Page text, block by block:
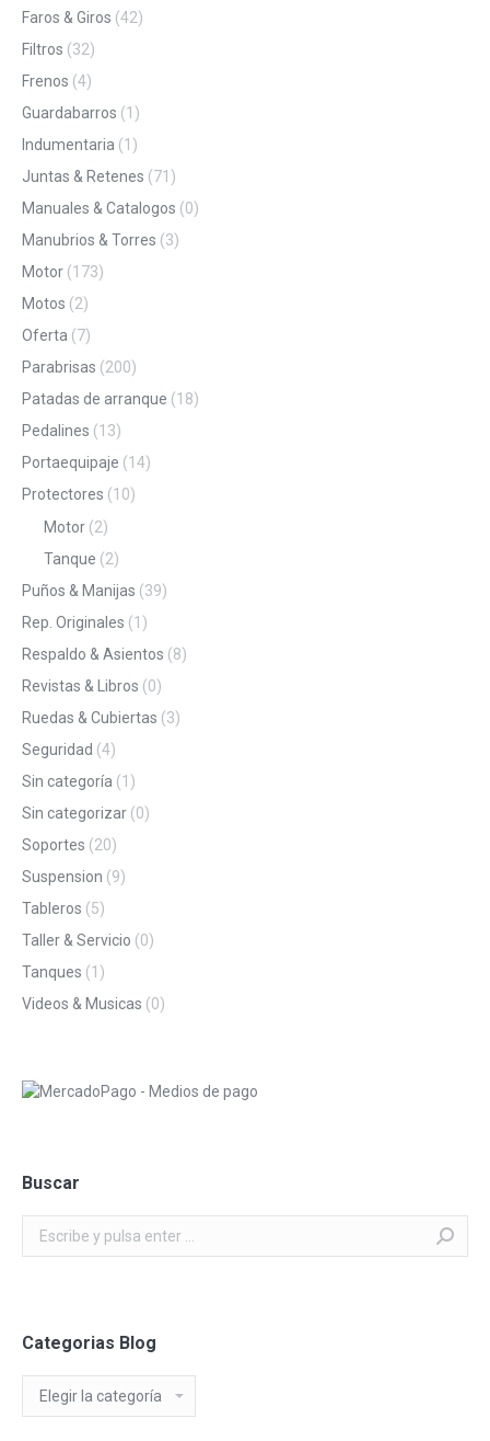
Faros & Giros (42)
Filtros (32)
Frenos (4)
Guardabarros (1)
Indumentaria (1)
Juntas & Retenes (71)
Manuales & Catalogos (0)
Manubrios & Torres (3)
Motor (173)
Motos (2)
Oferta (7)
Parabrisas (200)
Patadas de arranque (18)
Pedalines (13)
Portaequipaje (14)
Protectores (10)
Motor (2)
Tanque (2)
Puños & Manijas (39)
Rep. Originales (1)
Respaldo & Asientos (8)
Revistas & Libros (0)
Ruedas & Cubiertas (3)
Seguridad (4)
Sin categoría (1)
Sin categorizar (0)
Soportes (20)
Suspension (9)
Tableros (5)
Taller & Servicio (0)
Tanques (1)
Videos & Musicas (0)
Buscar
Buscar:
Categorias Blog
Categorias
Blog